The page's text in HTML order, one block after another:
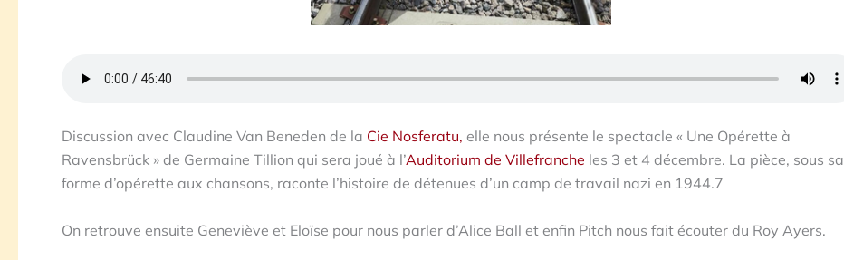
Discussion avec Claudine Van Beneden de la Cie Nosferatu, elle nous présente le spectacle « Une Opérette à
Ravensbrück » de Germaine Tillion qui sera joué à l’Auditorium de Villefranche les 3 et 4 décembre. La pièce, sous sa
forme d’opérette aux chansons, raconte l’histoire de détenues d’un camp de travail nazi en 1944.7
On retrouve ensuite Geneviève et Eloïse pour nous parler d’Alice Ball et enfin Pitch nous fait écouter du Roy Ayers.